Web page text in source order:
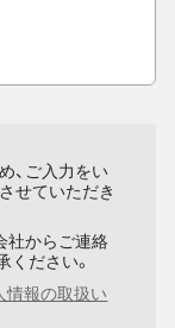
、ご入力をい
せていただき
社からご連絡
ださい。
情報の取扱い